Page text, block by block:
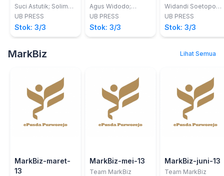
dan Aplikasinya
dengan SAS
Suci Astutik; Solimun;
Darmanto
UB PRESS
Stok: 3/3
Agus Widodo;
Kwardiniya
UB PRESS
Stok: 3/3
Teknik
Widandi Soetopo
dan Lily Montarcih
UB PRESS
Stok: 3/3
MarkBiz Lihat Semua
MarkBiz-maret-
13
MarkBiz-mei-13
Team MarkBiz
MarkBiz-juni-13
Team MarkBiz